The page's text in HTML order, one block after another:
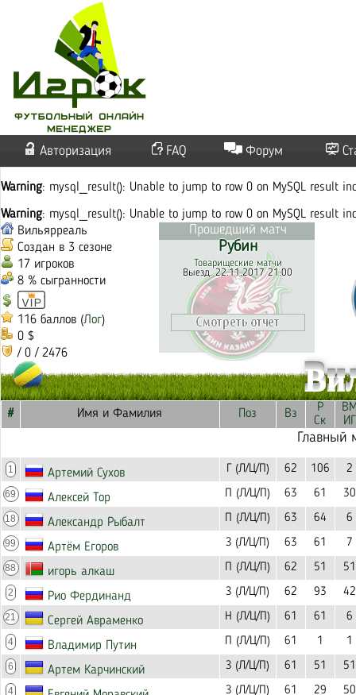
Авторизация FAQ Форум
Warning: mysql_result(): Unable to jump to row 0 on MySQL result
Warning: mysql_result(): Unable to jump to row 0 on MySQL result
Вильярреаль
Создан в 3 сезоне
17 игроков
8 % сыгранности
116 баллов (Лог)
0 $
/ 0 / 2476
Прошедший матч
Рубин
Товарищеские матчи
Выезд. 22.11.2017 21:00
# Имя и Фамилия Поз Вз
Р
Ск
ИГ
Главный
1 Артемий Сухов Г (Л/Ц/П) 62 106 2
69 Алексей Тор П (Л/Ц/П) 63 61 30
18 Александр Рыбалт П (Л/Ц/П) 63 64 6
99 Артём Егоров З (Л/Ц/П) 63 61 7
88 игорь алкаш П (Л/Ц/П) 62 51 51
2 Рио Фердинанд З (Л/Ц/П) 62 93 42
21 Сергей Авраменко Н (Л/Ц/П) 61 61 6
4 Владимир Путин П (Л/Ц/П) 61 1 1
6 Артем Карчинский З (Л/Ц/П) 61 51 51
4 З (Л/Ц/П) 61 29 50